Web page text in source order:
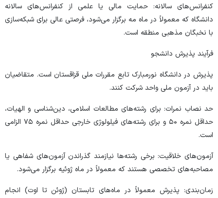
کنفرانس‌های سالانه: حمایت مالی یا علمی از کنفرانس‌های سالانه
دانشگاه که معمولاً در ماه مه برگزار می‌شود، فرصتی عالی برای شبکه‌سازی
با نخبگان مذهبی منطقه است.
فرآیند پذیرش دانشجو
پذیرش در دانشگاه نورمبارک تابع مقررات ملی قزاقستان است. متقاضیان
باید در آزمون ملی واحد شرکت کنند.
حد نصاب نمرات: برای رشته‌های مطالعات اسلامی، دین‌شناسی و الهیات،
حداقل نمره ۵۰ و برای رشته‌های فیلولوژی خارجی حداقل نمره ۷۵ الزامی
است.
آزمون‌های خلاقیت: برخی رشته‌ها نیازمند گذراندن آزمون‌های شفاهی یا
مصاحبه‌های تخصصی هستند که معمولاً در ماه ژوئیه برگزار می‌شود.
زمان‌بندی: پذیرش معمولاً در ماه‌های تابستان (ژوئن تا اوت) انجام